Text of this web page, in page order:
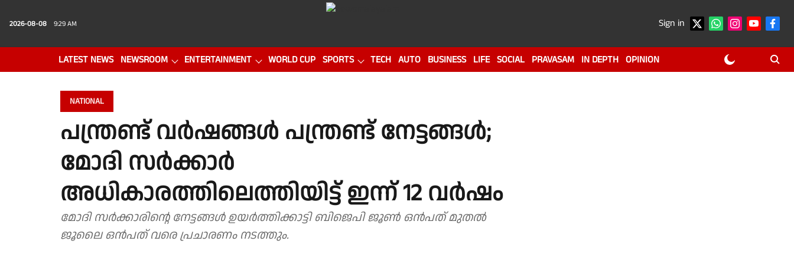
2026-08-08 9:29 AM Sign in
LATEST NEWS NEWSROOM ENTERTAINMENT WORLD CUP SPORTS TECH AUTO BUSINESS LIFE SOCIAL PRAVASAM IN DEPTH OPINION
NATIONAL
പന്ത്രണ്ട് വർഷങ്ങൾ പന്ത്രണ്ട് നേട്ടങ്ങൾ;
മോദി സർക്കാർ
അധികാരത്തിലെത്തിയിട്ട് ഇന്ന് 12 വർഷം
മോദി സർക്കാരിൻ്റെ നേട്ടങ്ങൾ ഉയർത്തിക്കാട്ടി ബിജെപി ജൂൺ ഒൻപത് മുതൽ
ജൂലൈ ഒൻപത് വരെ പ്രചാരണം നടത്തും.